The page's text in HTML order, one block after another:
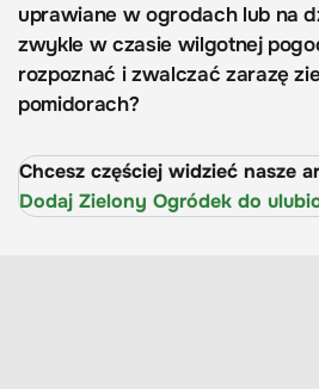
uprawiane w ogrodach lub na
zwykle w czasie wilgotnej
rozpoznać i zwalczać zarazę
pomidorach?
Chcesz częściej widzieć nasze
Dodaj Zielony Ogródek do